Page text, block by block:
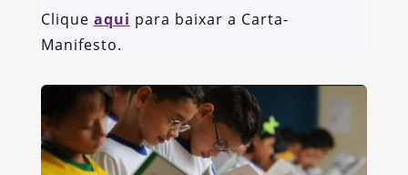
Clique aqui para baixar a Carta-
Manifesto.